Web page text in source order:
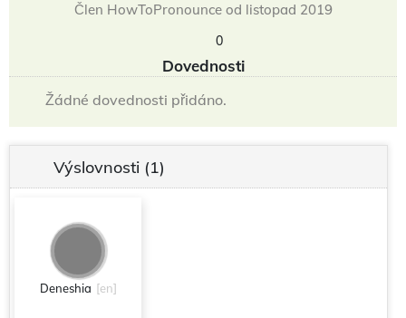
Člen HowToPronounce od listopad 2019
0
Dovednosti
Žádné dovednosti přidáno.
Výslovnosti (1)
Deneshia [en]